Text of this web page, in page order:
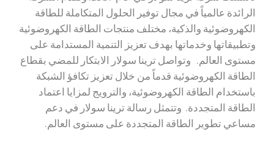
الرائدة عالمياً في مجال توفير الحلول المتكاملة للطاقة
الكهروضوئية والذكية، مختلف منتجات الطاقة الكهروضوئية
وتطبيقاتها وخدماتها بهدف تعزيز التنمية المستدامة على
مستوى العالم. وتواصل ترينا سولار الابتكار للمضي بقطاع
الطاقة الكهروضوئية قدماً من خلال تعزيز تكافؤ الشبكة
باستخدام الطاقة الكهروضوئية، والترويج لمزايا اعتماد
الطاقة المتجددة. وتتمثل رسالة ترينا سولار في دعم
مساعي تطوير الطاقة المتجددة على مستوى العالم.